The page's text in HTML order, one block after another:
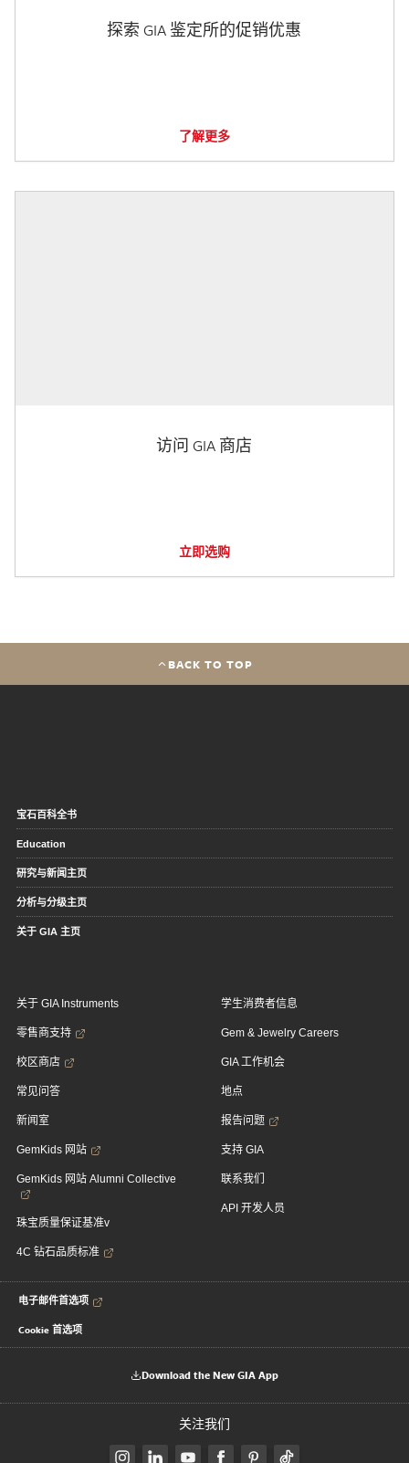
探索 GIA 鉴定所的促销优惠
了解更多
访问 GIA 商店
立即选购
BACK TO TOP
宝石百科全书
Education
研究与新闻主页
分析与分级主页
关于 GIA 主页
关于 GIA Instruments
零售商支持
校区商店
常见问答
新闻室
GemKids 网站
GemKids 网站 Alumni Collective
珠宝质量保证基准v
4C 钻石品质标准
学生消费者信息
Gem & Jewelry Careers
GIA 工作机会
地点
报告问题
支持 GIA
联系我们
API 开发人员
电子邮件首选项
Cookie 首选项
Download the New GIA App
关注我们